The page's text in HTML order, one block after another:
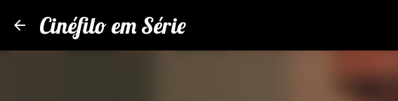
Cinéfilo em Série